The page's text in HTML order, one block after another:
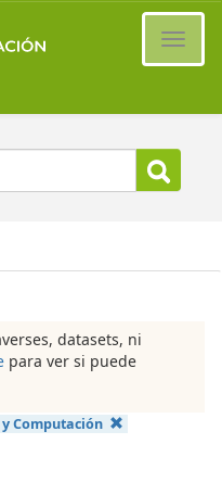
datasets, ni
para ver si puede
Computación